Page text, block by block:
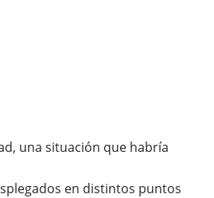
una situación que habría
en distintos puntos